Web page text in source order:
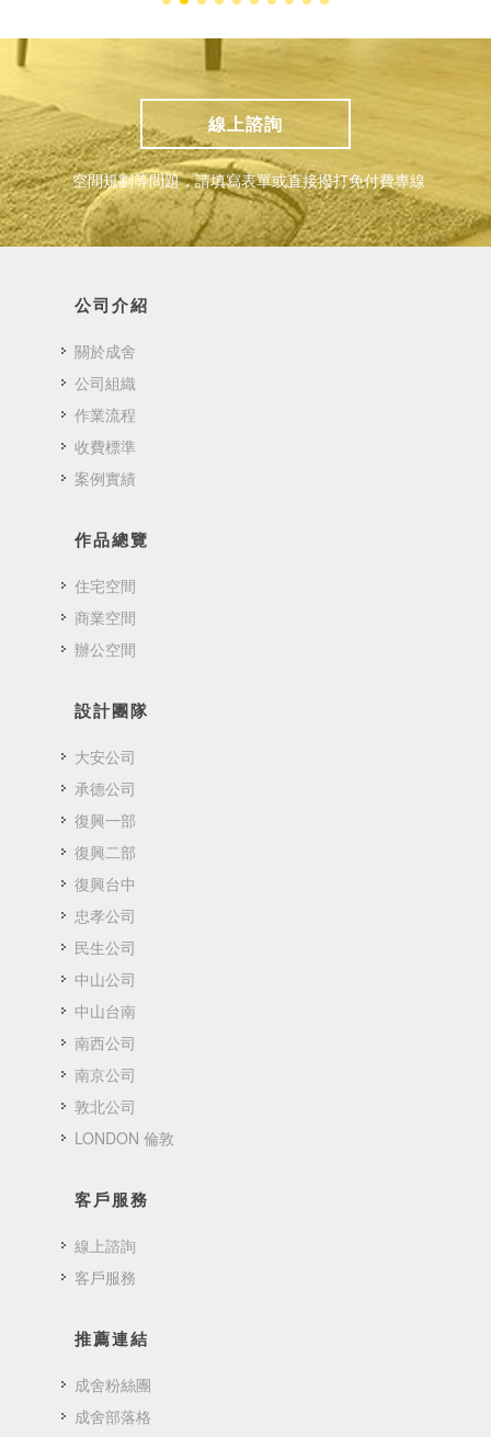
線上諮詢
空間規劃等問題，請填寫表單或直接撥打免付費專線
公司介紹
關於成舍
公司組織
作業流程
收費標準
案例實績
作品總覽
住宅空間
商業空間
辦公空間
設計團隊
大安公司
承德公司
復興一部
復興二部
復興台中
忠孝公司
民生公司
中山公司
中山台南
南西公司
南京公司
敦北公司
LONDON 倫敦
客戶服務
線上諮詢
客戶服務
推薦連結
成舍粉絲團
成舍部落格